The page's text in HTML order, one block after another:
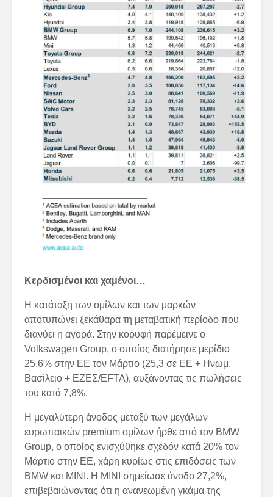
Κερδισμένοι και χαμένοι…
Η κατάταξη των ομίλων και των μαρκών
αποτυπώνει ξεκάθαρα τη μεταβατική περίοδο που
διανύει η αγορά. Στην κορυφή παρέμεινε ο
Volkswagen Group, ο οποίος διατήρησε μερίδιο
25,6% στην ΕΕ τον Μάρτιο (25,3 σε ΕΕ + Ηνωμ.
Βασίλειο + ΕΖΕΣ/EFTA), αυξάνοντας τις πωλήσεις
του κατά 7,8%.
Η μεγαλύτερη άνοδος μεταξύ των μεγάλων
ευρωπαϊκών premium ομίλων ήρθε από τον BMW
Group, ο οποίος ενισχύθηκε σχεδόν κατά 20% τον
Μάρτιο στην ΕΕ, χάρη κυρίως στις επιδόσεις των
BMW και MINI. Η MINI σημείωσε άνοδο 27,2%,
επιβεβαιώνοντας ότι η ανανεωμένη γκάμα της